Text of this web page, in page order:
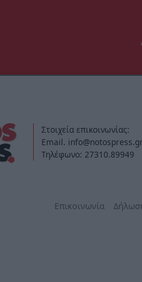
Στοιχεία επικοινωνίας:
Email. info@notospress.gr
Τηλέφωνο: 27310.89949
Επικοινωνία